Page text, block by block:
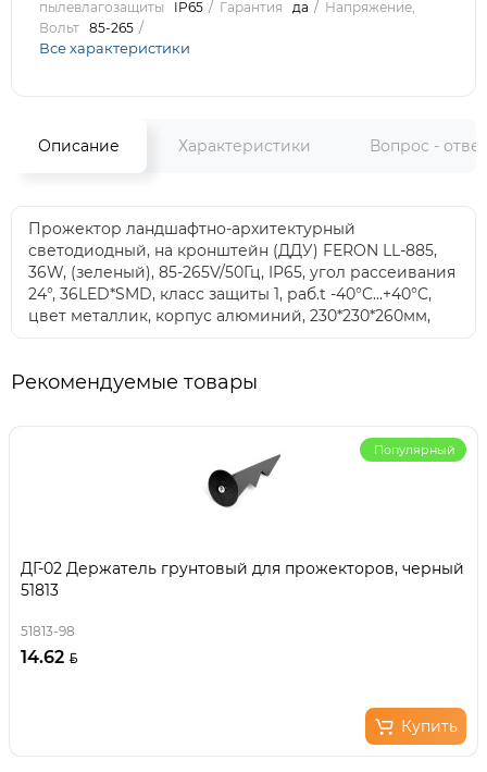
пылевлагозащиты IP65 Гарантия да
Напряжение,
Вольт 85-265
Все характеристики
Описание Характеристики Вопрос -
Прожектор ландшафтно-архитектурный
светодиодный, на кронштейн (ДДУ) FERON LL-885,
36W, (зеленый), 85-265V/50Гц, IP65, угол рассеивания
24°, 36LED*SMD, класс защиты 1, раб.t -40°C...+40°C,
цвет металлик, корпус алюминий, 230*230*260мм,
Рекомендуемые товары
Популярный
ДГ-02 Держатель грунтовый для прожекторов, черный
51813
51813-98
14.62
Купить